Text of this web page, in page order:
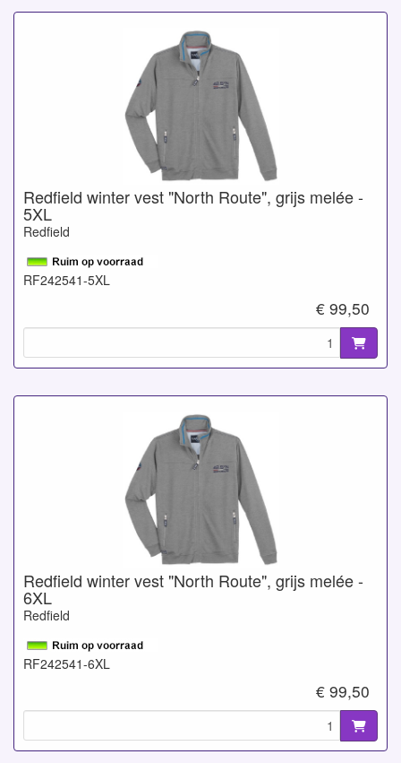
Redfield winter vest "North Route", grijs melée -
5XL
Redfield
RF242541-5XL
€ 99,50
Redfield winter vest "North Route", grijs melée -
6XL
Redfield
RF242541-6XL
€ 99,50